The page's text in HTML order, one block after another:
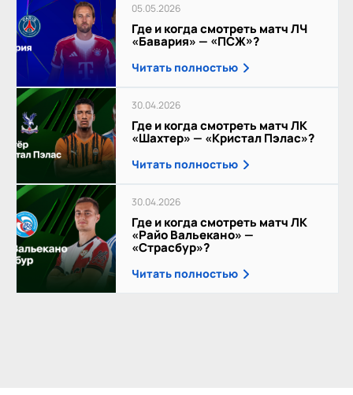
05.05.2026
Где и когда смотреть матч ЛЧ
«Бавария» — «ПСЖ»?
Читать полностью
30.04.2026
Где и когда смотреть матч ЛК
«Шахтер» — «Кристал Пэлас»?
Читать полностью
30.04.2026
Где и когда смотреть матч ЛК
«Райо Вальекано» —
«Страсбур»?
Читать полностью